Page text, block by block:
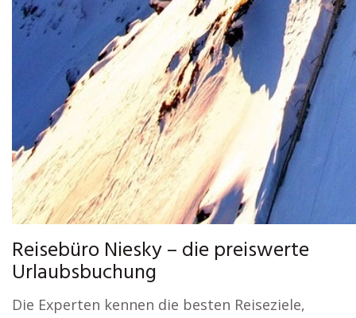
Reisebüro Niesky – die preiswerte
Urlaubsbuchung
Die Experten kennen die besten Reiseziele,